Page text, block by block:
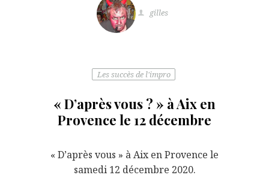
gilles
Les succès de l'impro
« D’après vous ? » à Aix en
Provence le 12 décembre
« D’après vous » à Aix en Provence le
samedi 12 décembre 2020.